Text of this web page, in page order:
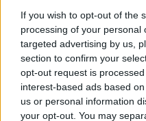
If you wish to opt-out of the
processing of your personal
targeted advertising by us,
section to confirm your
opt-out request is
interest-based ads based
us or personal information
your opt-out. You may
«Καμίνι» τις επόμενες
μποφόρ
08:30
Via Pastarella: Η
(βίντεο)
08:22